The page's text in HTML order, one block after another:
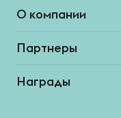
О компании
Партнеры
Награды